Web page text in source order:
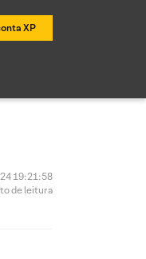
XP
19:21:58
de leitura